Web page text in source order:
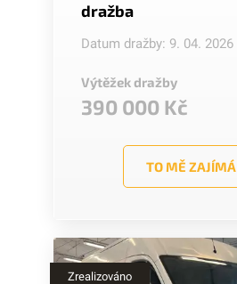
dražba
Datum dražby: 9. 04. 2026
Výtěžek dražby
390 000 Kč
TO MĚ ZAJÍMÁ
Zrealizováno